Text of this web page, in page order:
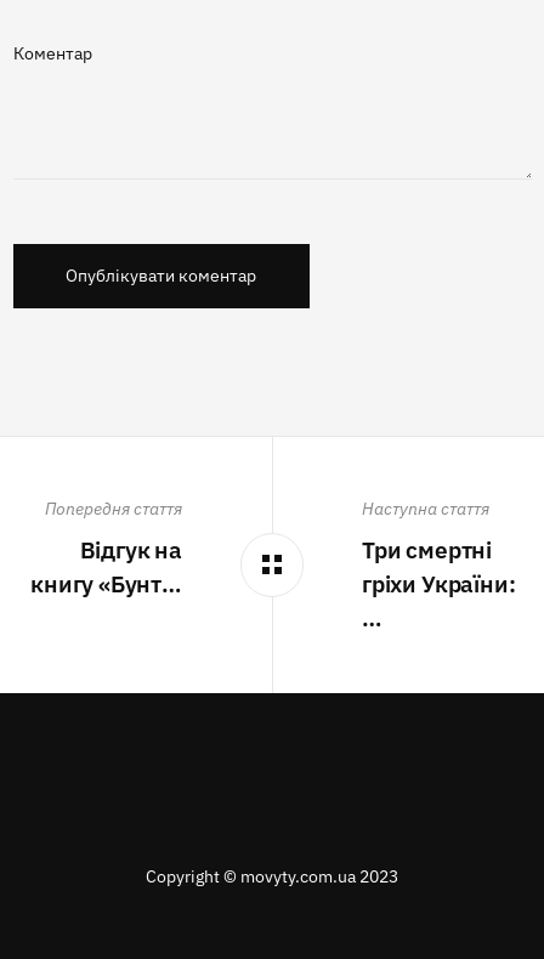
Коментар
Опублікувати коментар
Попередня стаття
Відгук на
книгу «Бунт…
Наступна стаття
Три смертні
гріхи України:
…
Copyright © movyty.com.ua 2023